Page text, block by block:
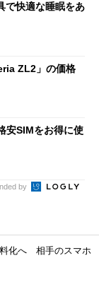
で快適な睡眠をあ
ZL2」の価格
安SIMをお得に使
by
化へ 相手のスマホ